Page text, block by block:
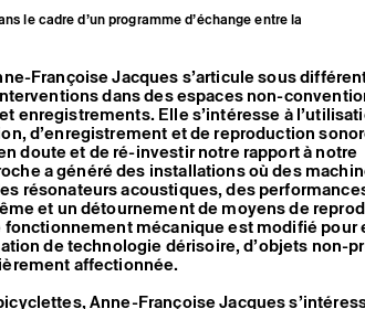
le cadre d’un programme d’échange entre la
Françoise Jacques s’articule sous
dans des espaces non-
enregistrements. Elle s’intéresse à
d’enregistrement et de reproduction
doute et de ré-investir notre rapport à notre
a généré des installations où des
résonateurs acoustiques, des
et un détournement de moyens de
mécanique est modifié pour
de technologie dérisoire, d’objets non-
affectionnée.
Anne-Françoise Jacques